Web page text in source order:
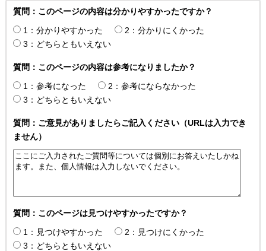
質問：このページの内容は分かりやすかったですか？
1：分かりやすかった
2：分かりにくかった
3：どちらともいえない
質問：このページの内容は参考になりましたか？
1：参考になった
2：参考にならなかった
3：どちらともいえない
質問：ご意見がありましたらご記入ください（URLは入力でき
ません）
質問：このページは見つけやすかったですか？
1：見つけやすかった
2：見つけにくかった
3：どちらともいえない